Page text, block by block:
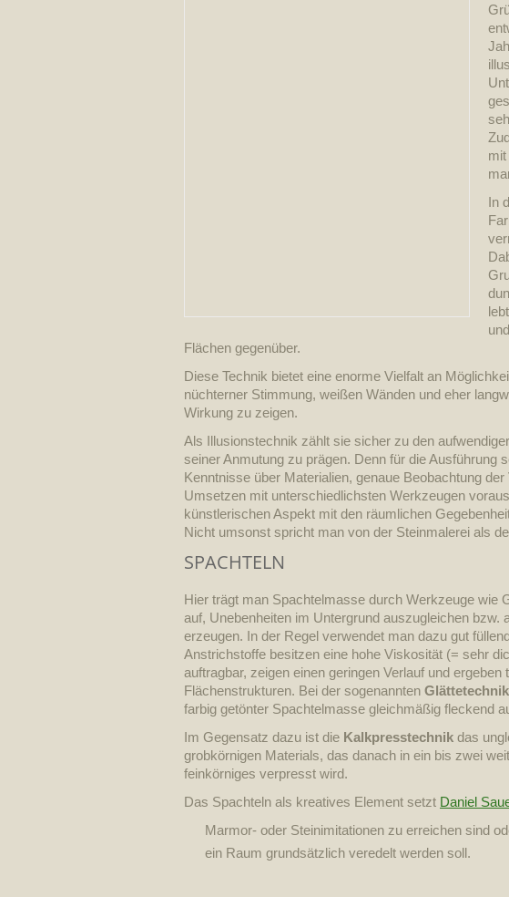
In
Flächen gegenüber.
Diese Technik bietet eine enorme Vielfalt an
nüchterner Stimmung, weißen Wänden und eher
Wirkung zu zeigen.
Als Illusionstechnik zählt sie sicher zu den
seiner Anmutung zu prägen. Denn für die Ausführung
Kenntnisse über Materialien, genaue Beobachtung
Umsetzen mit unterschiedlichsten Werkzeugen
künstlerischen Aspekt mit den räumlichen
Nicht umsonst spricht man von der Steinmalerei als
SPACHTELN
Hier trägt man Spachtelmasse durch Werkzeuge wie
auf, Unebenheiten im Untergrund auszugleichen bzw.
erzeugen. In der Regel verwendet man dazu gut
Anstrichstoffe besitzen eine hohe Viskosität (= sehr
auftragbar, zeigen einen geringen Verlauf und
Flächenstrukturen. Bei der sogenannten Glättetechnik
farbig getönter Spachtelmasse gleichmäßig fleckend
Im Gegensatz dazu ist die Kalkpresstechnik das
grobkörnigen Materials, das danach in ein bis zwei
feinkörniges verpresst wird.
Das Spachteln als kreatives Element setzt Daniel
Marmor- oder Steinimitationen zu erreichen sind
ein Raum grundsätzlich veredelt werden soll.